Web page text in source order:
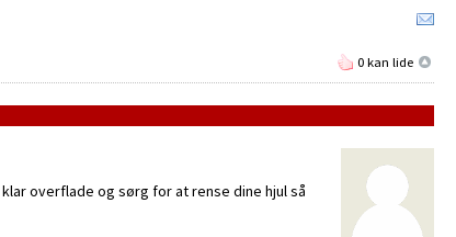
0 kan lide
overflade og sørg for at rense dine hjul så